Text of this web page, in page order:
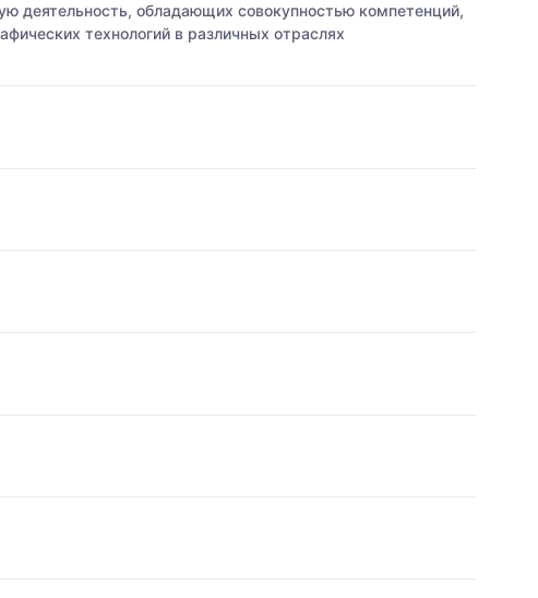
деятельность, обладающих совокупностью компетенций,
технологий в различных отраслях